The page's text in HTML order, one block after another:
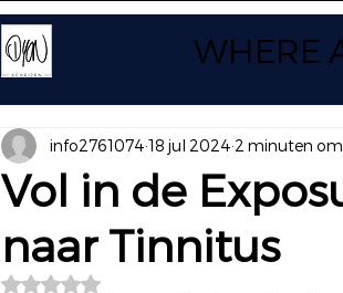
WHERE
Vol in de
naar Tinnitus
info2761074 18 jul 2024 2 minuten
Beoordeeld met NaN uit 5 sterren.